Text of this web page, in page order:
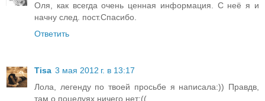
Оля, как всегда очень ценная информация. С неё я и
начну след. пост.Спасибо.
Ответить
Tisa 3 мая 2012 г. в 13:17
Лола, легенду по твоей просьбе я написала:)) Правдв,
там о поцелуях ничего нет:((